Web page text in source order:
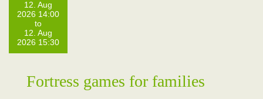
12. Aug
2026 14:00
to
12. Aug
2026 15:30
Fortress games for families